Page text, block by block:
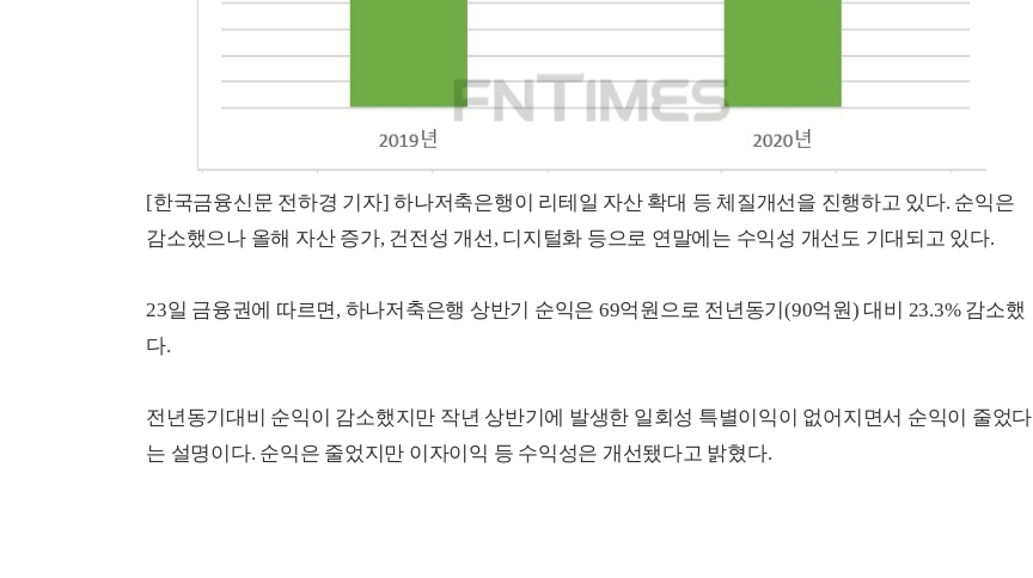
[한국금융신문 전하경 기자] 하나저축은행이 리테일 자산 확대 등 체질개선을 진행하고 있다. 순익은
감소했으나 올해 자산 증가, 건전성 개선, 디지털화 등으로 연말에는 수익성 개선도 기대되고 있다.
23일 금융권에 따르면, 하나저축은행 상반기 순익은 69억원으로 전년동기(90억원) 대비 23.3% 감소했
다.
전년동기대비 순익이 감소했지만 작년 상반기에 발생한 일회성 특별이익이 없어지면서 순익이 줄었다
는 설명이다. 순익은 줄었지만 이자이익 등 수익성은 개선됐다고 밝혔다.